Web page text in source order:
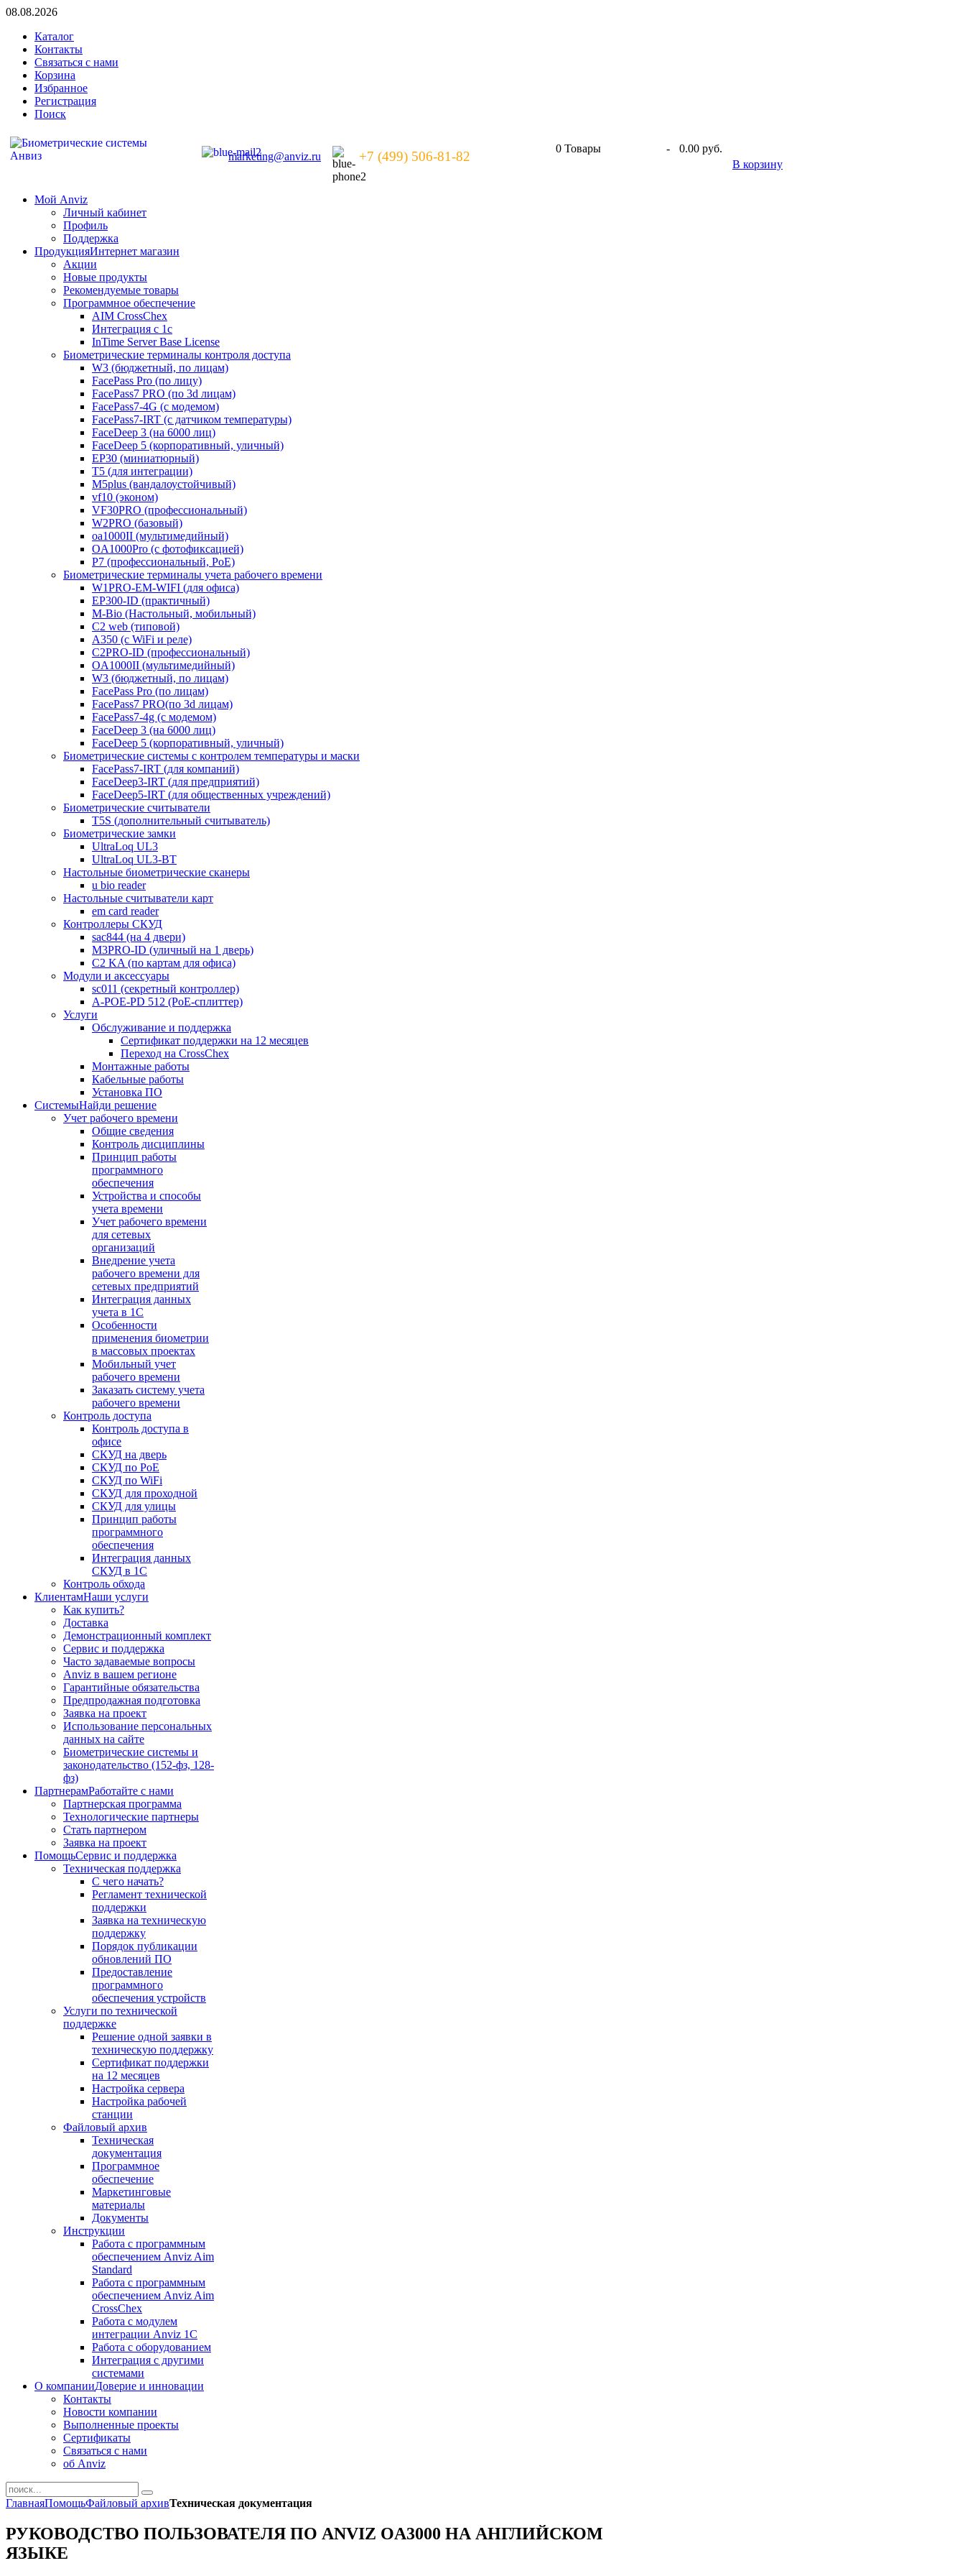
08.08.2026
Каталог
Контакты
Связаться с нами
Корзина
Избранное
Регистрация
Поиск
marketing@anviz.ru +7 (499) 506-81-82
0 Товары -
0.00 руб.
В корзину
Мой Anviz
Личный кабинет
Профиль
Поддержка
ПродукцияИнтернет магазин
Акции
Новые продукты
Рекомендуемые товары
Программное обеспечение
AIM CrossChex
Интеграция с 1с
InTime Server Base License
Биометрические терминалы контроля доступа
W3 (бюджетный, по лицам)
FacePass Pro (по лицу)
FacePass7 PRO (по 3d лицам)
FacePass7-4G (с модемом)
FacePass7-IRT (с датчиком температуры)
FaceDeep 3 (на 6000 лиц)
FaceDeep 5 (корпоративный, уличный)
EP30 (миниатюрный)
T5 (для интеграции)
M5plus (вандалоустойчивый)
vf10 (эконом)
VF30PRO (профессиональный)
W2PRO (базовый)
oa1000II (мультимедийный)
OA1000Pro (с фотофиксацией)
P7 (профессиональный, PoE)
Биометрические терминалы учета рабочего времени
W1PRO-EM-WIFI (для офиса)
EP300-ID (практичный)
M-Bio (Настольный, мобильный)
С2 web (типовой)
A350 (с WiFi и реле)
C2PRO-ID (профессиональный)
OA1000II (мультимедийный)
W3 (бюджетный, по лицам)
FacePass Pro (по лицам)
FacePass7 PRO(по 3d лицам)
FacePass7-4g (с модемом)
FaceDeep 3 (на 6000 лиц)
FaceDeep 5 (корпоративный, уличный)
Биометрические системы с контролем температуры и маски
FacePass7-IRT (для компаний)
FaceDeep3-IRT (для предприятий)
FaceDeep5-IRT (для общественных учреждений)
Биометрические считыватели
T5S (дополнительный считыватель)
Биометрические замки
UltraLoq UL3
UltraLoq UL3-BT
Настольные биометрические сканеры
u bio reader
Настольные считыватели карт
em card reader
Контроллеры СКУД
sac844 (на 4 двери)
M3PRO-ID (уличный на 1 дверь)
C2 KA (по картам для офиса)
Модули и аксессуары
sc011 (секретный контроллер)
A-POE-PD 512 (PoE-сплиттер)
Услуги
Обслуживание и поддержка
Сертификат поддержки на 12 месяцев
Переход на CrossChex
Монтажные работы
Кабельные работы
Установка ПО
СистемыНайди решение
Учет рабочего времени
Общие сведения
Контроль дисциплины
Принцип работы
программного
обеспечения
Устройства и способы
учета времени
Учет рабочего времени
для сетевых
организаций
Внедрение учета
рабочего времени для
сетевых предприятий
Интеграция данных
учета в 1С
Особенности
применения биометрии
в массовых проектах
Мобильный учет
рабочего времени
Заказать систему учета
рабочего времени
Контроль доступа
Контроль доступа в
офисе
СКУД на дверь
СКУД по PoE
СКУД по WiFi
СКУД для проходной
СКУД для улицы
Принцип работы
программного
обеспечения
Интеграция данных
СКУД в 1С
Контроль обхода
КлиентамНаши услуги
Как купить?
Доставка
Демонстрационный комплект
Сервис и поддержка
Часто задаваемые вопросы
Anviz в вашем регионе
Гарантийные обязательства
Предпродажная подготовка
Заявка на проект
Использование персональных
данных на сайте
Биометрические системы и
законодательство (152-фз, 128-
фз)
ПартнерамРаботайте с нами
Партнерская программа
Технологические партнеры
Стать партнером
Заявка на проект
ПомощьСервис и поддержка
Техническая поддержка
С чего начать?
Регламент технической
поддержки
Заявка на техническую
поддержку
Порядок публикации
обновлений ПО
Предоставление
программного
обеспечения устройств
Услуги по технической
поддержке
Решение одной заявки в
техническую поддержку
Сертификат поддержки
на 12 месяцев
Настройка сервера
Настройка рабочей
станции
Файловый архив
Техническая
документация
Программное
обеспечение
Маркетинговые
материалы
Документы
Инструкции
Работа с программным
обеспечением Anviz Aim
Standard
Работа с программным
обеспечением Anviz Aim
CrossChex
Работа с модулем
интеграции Anviz 1C
Работа с оборудованием
Интеграция с другими
системами
О компанииДоверие и инновации
Контакты
Новости компании
Выполненные проекты
Сертификаты
Связаться с нами
об Anviz
ГлавнаяПомощьФайловый архивТехническая документация
РУКОВОДСТВО ПОЛЬЗОВАТЕЛЯ ПО ANVIZ OA3000 НА АНГЛИЙСКОМ
ЯЗЫКЕ